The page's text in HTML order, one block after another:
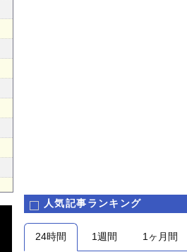
人気記事ランキング
24時間 1週間 1ヶ月間